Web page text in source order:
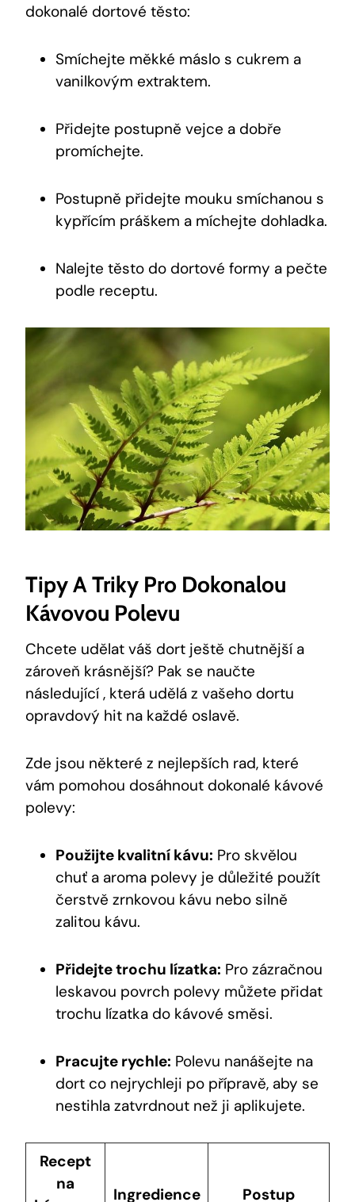
dokonalé dortové těsto:
Smíchejte měkké máslo s cukrem a
vanilkovým extraktem.
Přidejte postupně vejce a dobře
promíchejte.
Postupně přidejte mouku smíchanou s
kypřícím práškem a míchejte dohladka.
Nalejte těsto do dortové formy a pečte
podle receptu.
Tipy A Triky Pro Dokonalou
Kávovou Polevu
Chcete udělat váš dort ještě chutnější a
zároveň krásnější? Pak se naučte
následující , která udělá z vašeho dortu
opravdový hit na každé oslavě.
Zde jsou některé z nejlepších rad, které
vám pomohou dosáhnout dokonalé kávové
polevy:
Použijte kvalitní kávu: Pro skvělou
chuť a aroma polevy je důležité použít
čerstvě zrnkovou kávu nebo silně
zalitou kávu.
Přidejte trochu lízatka: Pro zázračnou
leskavou povrch polevy můžete přidat
trochu lízatka do kávové směsi.
Pracujte rychle: Polevu nanášejte na
dort co nejrychleji po přípravě, aby se
nestihla zatvrdnout než ji aplikujete.
Recept
na
Ingredience Postup